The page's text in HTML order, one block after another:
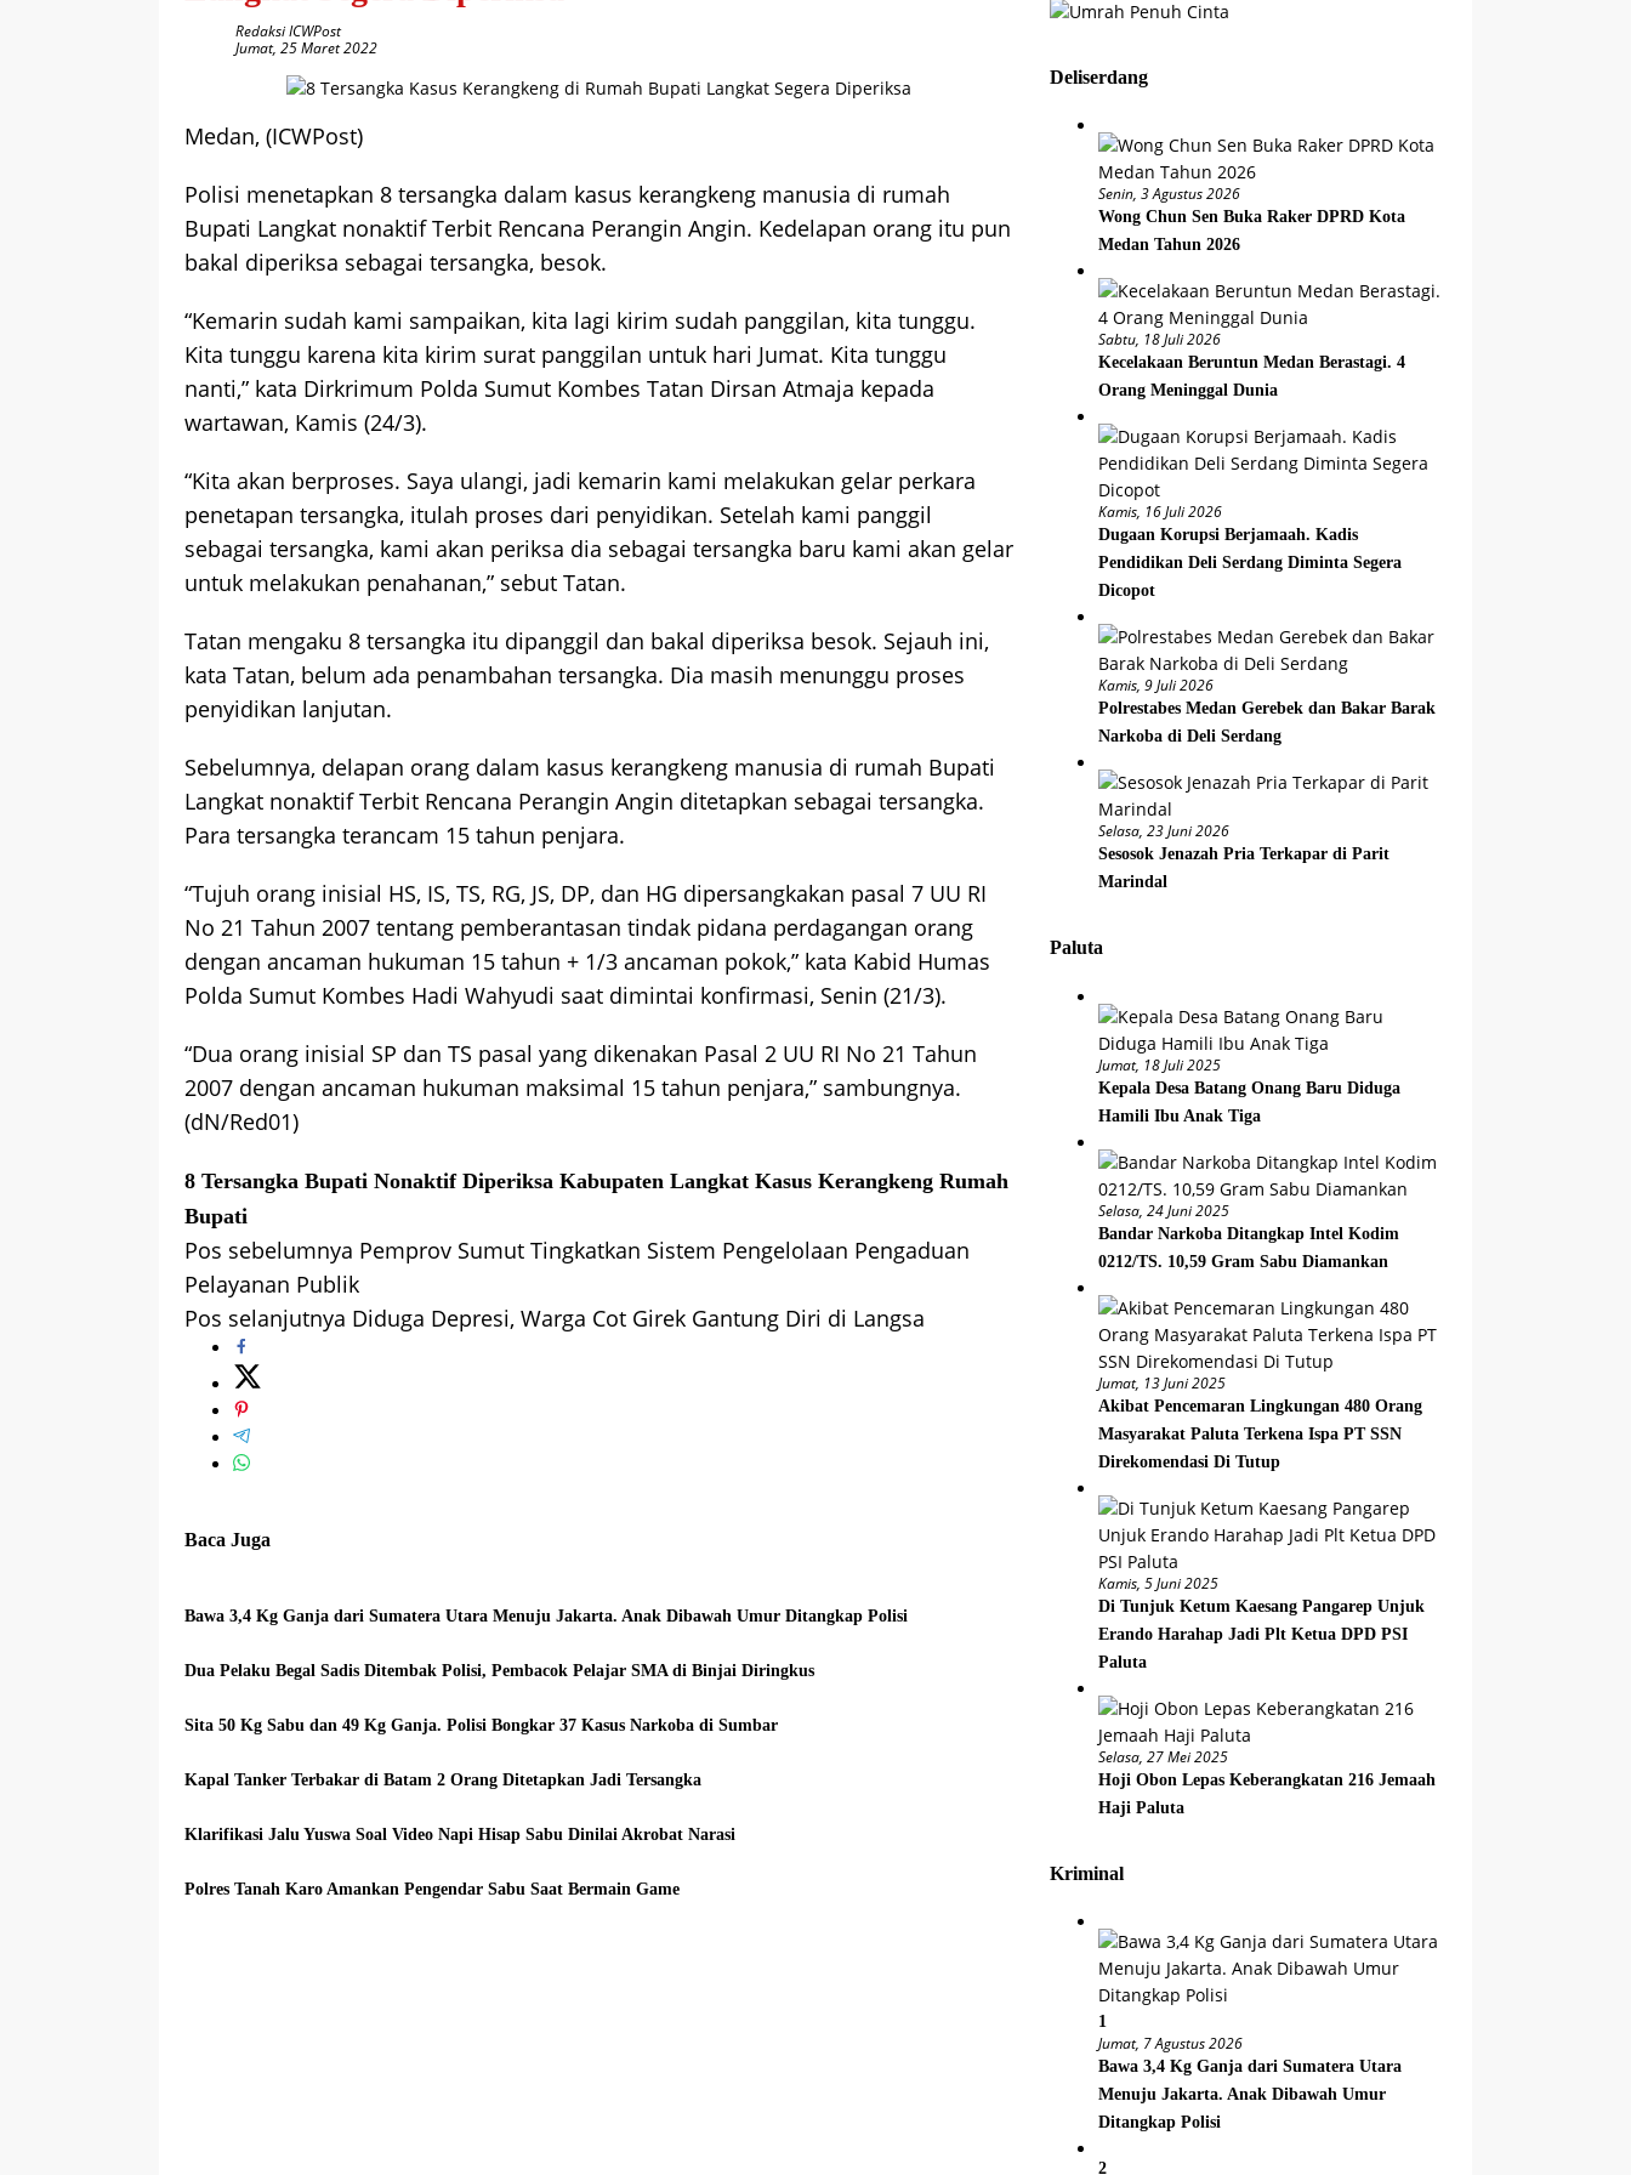
Redaksi ICWPost
Jumat, 25 Maret 2022
Medan, (ICWPost)
Polisi menetapkan 8 tersangka dalam kasus kerangkeng manusia di rumah
Bupati Langkat nonaktif Terbit Rencana Perangin Angin. Kedelapan orang itu pun
bakal diperiksa sebagai tersangka, besok.
“Kemarin sudah kami sampaikan, kita lagi kirim sudah panggilan, kita tunggu.
Kita tunggu karena kita kirim surat panggilan untuk hari Jumat. Kita tunggu
nanti,” kata Dirkrimum Polda Sumut Kombes Tatan Dirsan Atmaja kepada
wartawan, Kamis (24/3).
“Kita akan berproses. Saya ulangi, jadi kemarin kami melakukan gelar perkara
penetapan tersangka, itulah proses dari penyidikan. Setelah kami panggil
sebagai tersangka, kami akan periksa dia sebagai tersangka baru kami akan gelar
untuk melakukan penahanan,” sebut Tatan.
Tatan mengaku 8 tersangka itu dipanggil dan bakal diperiksa besok. Sejauh ini,
kata Tatan, belum ada penambahan tersangka. Dia masih menunggu proses
penyidikan lanjutan.
Sebelumnya, delapan orang dalam kasus kerangkeng manusia di rumah Bupati
Langkat nonaktif Terbit Rencana Perangin Angin ditetapkan sebagai tersangka.
Para tersangka terancam 15 tahun penjara.
“Tujuh orang inisial HS, IS, TS, RG, JS, DP, dan HG dipersangkakan pasal 7 UU RI
No 21 Tahun 2007 tentang pemberantasan tindak pidana perdagangan orang
dengan ancaman hukuman 15 tahun + 1/3 ancaman pokok,” kata Kabid Humas
Polda Sumut Kombes Hadi Wahyudi saat dimintai konfirmasi, Senin (21/3).
“Dua orang inisial SP dan TS pasal yang dikenakan Pasal 2 UU RI No 21 Tahun
2007 dengan ancaman hukuman maksimal 15 tahun penjara,” sambungnya.
(dN/Red01)
8 Tersangka Bupati Nonaktif Diperiksa Kabupaten Langkat Kasus Kerangkeng Rumah
Bupati
Navigasi
pos
Pos sebelumnya Pemprov Sumut Tingkatkan Sistem Pengelolaan Pengaduan
Pelayanan Publik
Pos selanjutnya Diduga Depresi, Warga Cot Girek Gantung Diri di Langsa
Baca Juga
Bawa 3,4 Kg Ganja dari Sumatera Utara Menuju Jakarta. Anak Dibawah Umur Ditangkap Polisi
Dua Pelaku Begal Sadis Ditembak Polisi, Pembacok Pelajar SMA di Binjai Diringkus
Sita 50 Kg Sabu dan 49 Kg Ganja. Polisi Bongkar 37 Kasus Narkoba di Sumbar
Kapal Tanker Terbakar di Batam 2 Orang Ditetapkan Jadi Tersangka
Klarifikasi Jalu Yuswa Soal Video Napi Hisap Sabu Dinilai Akrobat Narasi
Polres Tanah Karo Amankan Pengendar Sabu Saat Bermain Game
Deliserdang
Senin, 3 Agustus 2026
Wong Chun Sen Buka Raker DPRD Kota
Medan Tahun 2026
Sabtu, 18 Juli 2026
Kecelakaan Beruntun Medan Berastagi. 4
Orang Meninggal Dunia
Kamis, 16 Juli 2026
Dugaan Korupsi Berjamaah. Kadis
Pendidikan Deli Serdang Diminta Segera
Dicopot
Kamis, 9 Juli 2026
Polrestabes Medan Gerebek dan Bakar Barak
Narkoba di Deli Serdang
Selasa, 23 Juni 2026
Sesosok Jenazah Pria Terkapar di Parit
Marindal
Paluta
Jumat, 18 Juli 2025
Kepala Desa Batang Onang Baru Diduga
Hamili Ibu Anak Tiga
Selasa, 24 Juni 2025
Bandar Narkoba Ditangkap Intel Kodim
0212/TS. 10,59 Gram Sabu Diamankan
Jumat, 13 Juni 2025
Akibat Pencemaran Lingkungan 480 Orang
Masyarakat Paluta Terkena Ispa PT SSN
Direkomendasi Di Tutup
Kamis, 5 Juni 2025
Di Tunjuk Ketum Kaesang Pangarep Unjuk
Erando Harahap Jadi Plt Ketua DPD PSI
Paluta
Selasa, 27 Mei 2025
Hoji Obon Lepas Keberangkatan 216 Jemaah
Haji Paluta
Kriminal
1
Jumat, 7 Agustus 2026
Bawa 3,4 Kg Ganja dari Sumatera Utara
Menuju Jakarta. Anak Dibawah Umur
Ditangkap Polisi
2